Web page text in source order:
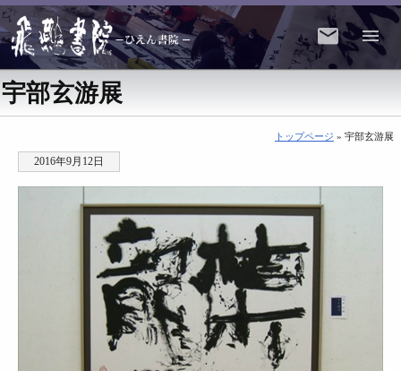
宇部玄游展
トップページ » 宇部玄游展
2016年9月12日